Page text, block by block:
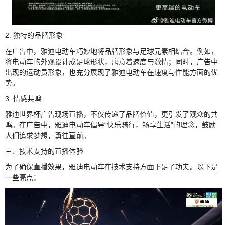
2. 独特的品牌形象
在广告中，雅迪电动车巧妙地将品牌形象与足球元素相结合。例如，
将电动车的外观设计成足球形状，寓意着速度与激情；同时，广告中
出现的运动员形象，也充分展现了雅迪电动车在速度与性能方面的优
势。
3. 情感共鸣
雅迪世界杯广告现场直播，不仅传递了品牌价值，更引发了观众的共
鸣。在广告中，雅迪电动车倡导“快乐骑行，畅享生活”的理念，鼓励
人们追求梦想，勇往直前。
三、技术支持的直播体验
为了确保直播效果，雅迪电动车在技术支持方面下足了功夫。以下是
一些亮点：